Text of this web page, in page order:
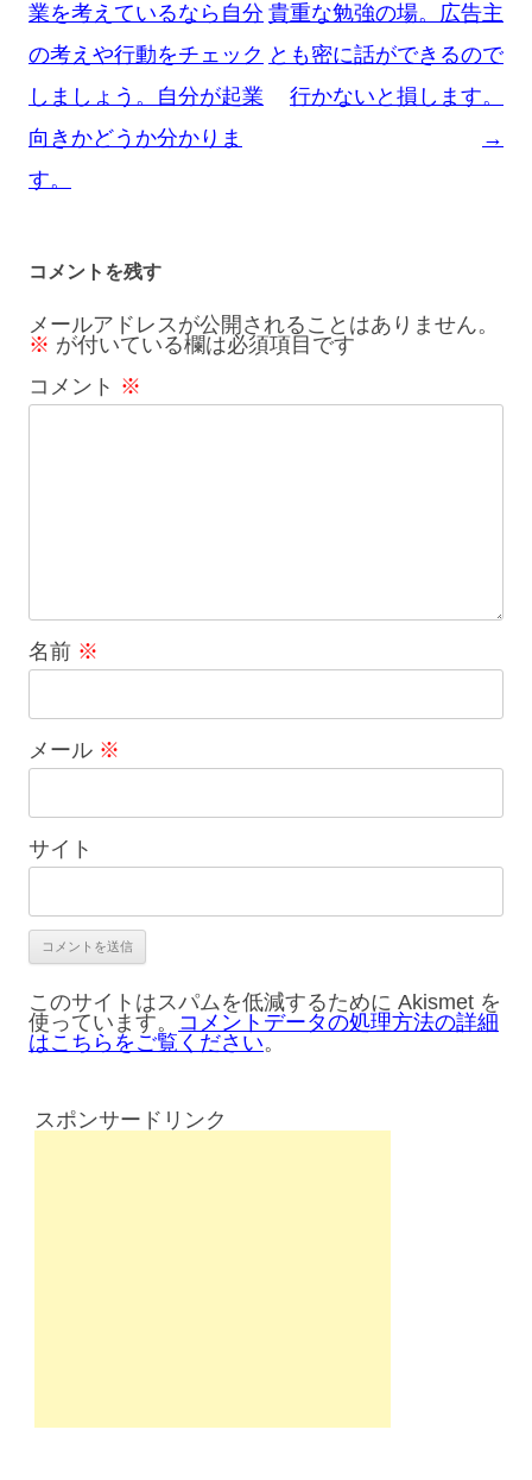
ビ
ゲ
ー
シ
ョ
業を考えているなら自分
の考えや行動をチェック
しましょう。自分が起業
向きかどうか分かりま
す。
貴重な勉強の場。広告主
とも密に話ができるので
行かないと損します。
→
コメントを残す
メールアドレスが公開されることはありません。
※ が付いている欄は必須項目です
コメント ※
名前 ※
メール ※
サイト
このサイトはスパムを低減するために Akismet を
使っています。 コメントデータの処理方法の詳細
はこちらをご覧ください。
スポンサードリンク